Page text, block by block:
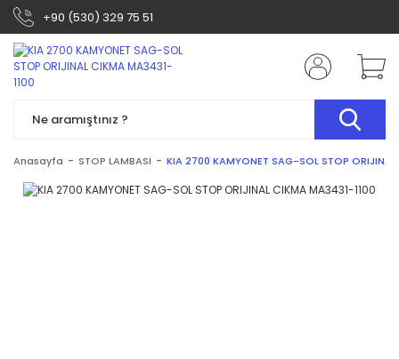
+90 (530) 329 75 51
Anasayfa STOP LAMBASI KIA 2700 KAMYONET SAG-SOL STOP